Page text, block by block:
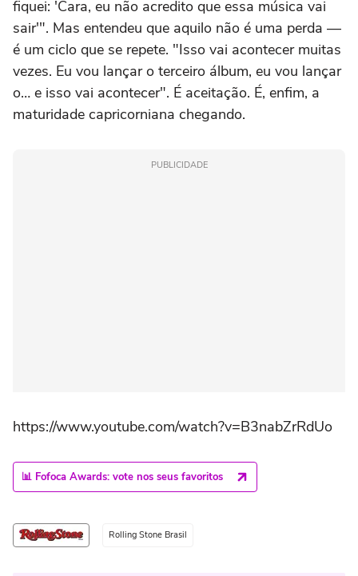
fiquei: 'Cara, eu não acredito que essa música vai
sair'". Mas entendeu que aquilo não é uma perda —
é um ciclo que se repete. "Isso vai acontecer muitas
vezes. Eu vou lançar o terceiro álbum, eu vou lançar
o… e isso vai acontecer". É aceitação. É, enfim, a
maturidade capricorniana chegando.
PUBLICIDADE
https://www.youtube.com/watch?v=B3nabZrRdUo
📊 Fofoca Awards: vote nos seus favoritos
Rolling Stone Brasil